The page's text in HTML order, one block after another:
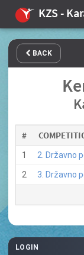
KZS -
BACK
#
1 2. Državno
2 3. Državno
LOGIN